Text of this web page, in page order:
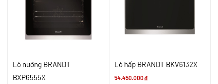
Lò nướng BRANDT
BXP6555X
Lò hấp BRANDT BKV6132X
54.450.000₫